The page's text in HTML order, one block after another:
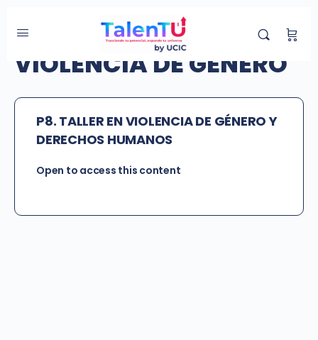
Categoría de Grupo:
VIOLENCIA DE GÉNERO
P8. TALLER EN VIOLENCIA DE GÉNERO Y
DERECHOS HUMANOS
Open to access this content